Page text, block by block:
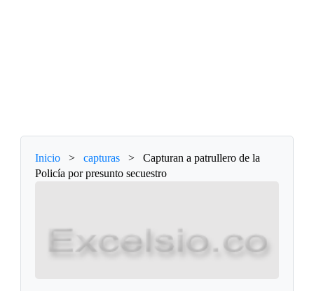
Inicio > capturas >
Capturan a patrullero de la
Policía por presunto secuestro